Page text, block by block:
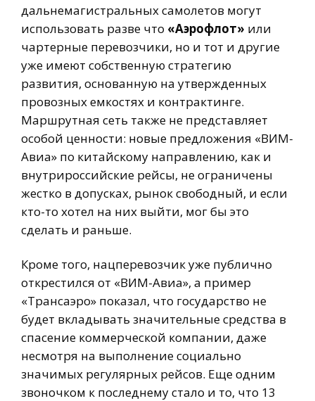
дальнемагистральных самолетов могут
использовать разве что «Аэрофлот» или
чартерные перевозчики, но и тот и другие
уже имеют собственную стратегию
развития, основанную на утвержденных
провозных емкостях и контрактинге.
Маршрутная сеть также не представляет
особой ценности: новые предложения «ВИМ-
Авиа» по китайскому направлению, как и
внутрироссийские рейсы, не ограничены
жестко в допусках, рынок свободный, и если
кто-то хотел на них выйти, мог бы это
сделать и раньше.
Кроме того, нацперевозчик уже публично
открестился от «ВИМ-Авиа», а пример
«Трансаэро» показал, что государство не
будет вкладывать значительные средства в
спасение коммерческой компании, даже
несмотря на выполнение социально
значимых регулярных рейсов. Еще одним
звоночком к последнему стало и то, что 13